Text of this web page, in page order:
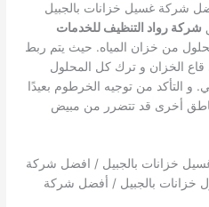
شركة غسيل خزانات بالجبيل
شركة رواد التنظيف للخدمات
من خزان المياه. حيث يتم ربط
الخزان و ترك كل المحلول
التأكد من توجيه الخرطوم بعيدًا
أخرى قد تتضرر من مبيض
خزانات بالجبيل / افضل شركة
خزانات بالجبيل / أفضل شركة